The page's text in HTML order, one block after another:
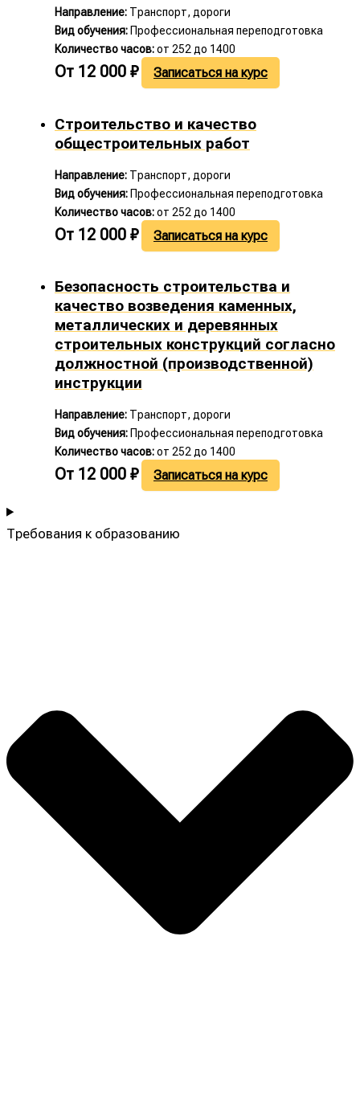
Направление: Транспорт, дороги
Вид обучения: Профессиональная переподготовка
Количество часов:от 252 до 1400
От 12 000 ₽ Записаться на курс
Строительство и качество
общестроительных работ
Направление: Транспорт, дороги
Вид обучения: Профессиональная переподготовка
Количество часов:от 252 до 1400
От 12 000 ₽ Записаться на курс
Безопасность строительства и
качество возведения каменных,
металлических и деревянных
строительных конструкций согласно
должностной (производственной)
инструкции
Направление: Транспорт, дороги
Вид обучения: Профессиональная переподготовка
Количество часов:от 252 до 1400
От 12 000 ₽ Записаться на курс
Требования к образованию